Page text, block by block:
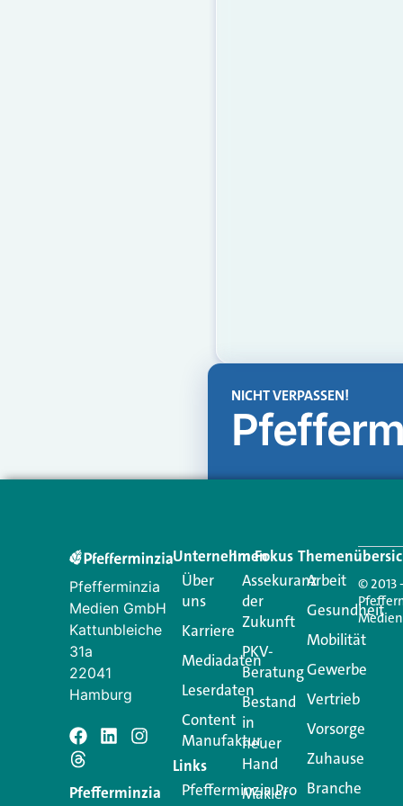
NICHT VERPASSEN!
Schreiben
Ihre E-Mail-Adresse wird
Pfefferminzia
Medien GmbH
Kattunbleiche
31a
22041
Hamburg
Pfefferminzia
Unternehmen
Über
uns
Karriere
Mediadaten
Leserdaten
Content
Manufaktur
Links
Pfefferminzia.Pro
Im Fokus
Assekuranz
der
Zukunft
PKV-
Beratung
Bestand
in
neuer
Hand
Makler
Arbeit
Gesundheit
Mobilität
Gewerbe
Vertrieb
Vorsorge
Zuhause
Branche
© 2013